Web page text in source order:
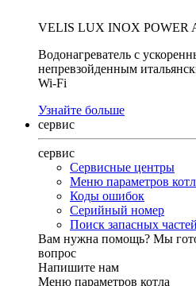
VELIS LUX INOX POWER
Водонагреватель с
непревзойденным
Wi-Fi
Узнайте больше
сервис
сервис
Сервисные центры
Меню параметров
Коды ошибок
Серийный номер
Поиск запасных частей
Вам нужна помощь? Мы
вопрос
Напишите нам
Меню параметров котла